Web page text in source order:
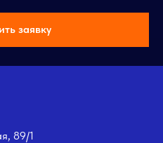
заявку
89/1